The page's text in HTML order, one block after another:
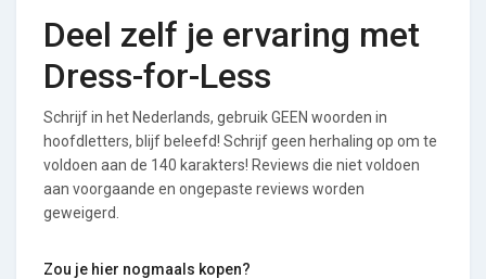
Deel zelf je ervaring met
Dress-for-Less
Schrijf in het Nederlands, gebruik GEEN woorden in
hoofdletters, blijf beleefd! Schrijf geen herhaling op om te
voldoen aan de 140 karakters! Reviews die niet voldoen
aan voorgaande en ongepaste reviews worden
geweigerd.
Zou je hier nogmaals kopen?